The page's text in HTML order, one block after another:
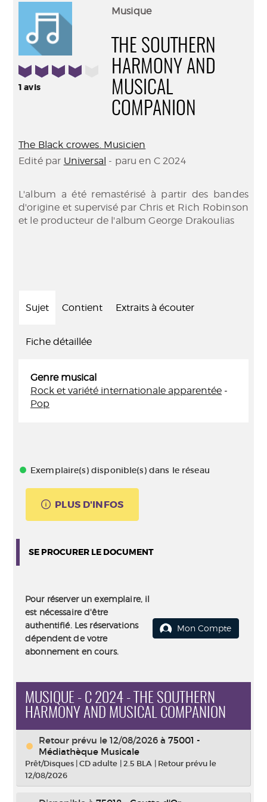
4/5
1avis
Musique
THE SOUTHERN
HARMONY AND
MUSICAL
COMPANION
The Black crowes. Musicien
Edité par Universal - paru en C 2024
L'album a été remastérisé à partir des bandes
d'origine et supervisé par Chris et Rich Robinson
et le producteur de l'album George Drakoulias
Sujet Contient Extraits à écouter
Fiche détaillée
Genre musical
Rock et variété internationale apparentée -
Pop
Exemplaire(s) disponible(s) dans le réseau
PLUS D'INFOS
SE PROCURER LE DOCUMENT
Pour réserver un exemplaire, il
est nécessaire d'être
authentifié. Les réservations
dépendent de votre
abonnement en cours.
Mon Compte
MUSIQUE - C 2024 - THE SOUTHERN
HARMONY AND MUSICAL COMPANION
Retour prévu le 12/08/2026 à 75001 -
Médiathèque Musicale
Prêt/Disques |CD adulte |2.5 BLA | Retour prévu le
12/08/2026